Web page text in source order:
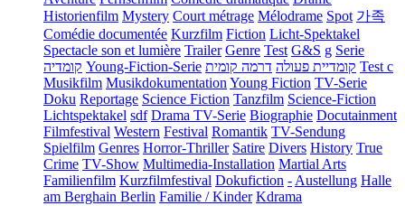
Historienfilm Mystery Court métrage Mélodrame Spot 가족
Comédie documentée Kurzfilm Fiction Licht-Spektakel
Spectacle son et lumière Trailer Genre Test G&S g Serie
קומדיה Young-Fiction-Serie קומדיית פעולה דרמה קומית
Test c
Musikfilm Musikdokumentation Young Fiction TV-Serie
Doku Reportage Science Fiction Tanzfilm Science-Fiction
Lichtspektakel sdf Drama TV-Serie Biographie Docutainment
Filmfestival Western Festival Romantik TV-Sendung
Spielfilm Genres Horror-Thriller Satire Divers History True
Crime TV-Show Multimedia-Installation Martial Arts
Familienfilm Kurzfilmfestival Dokufiction - Austellung Halle
am Berghain Berlin Familie / Kinder Kdrama